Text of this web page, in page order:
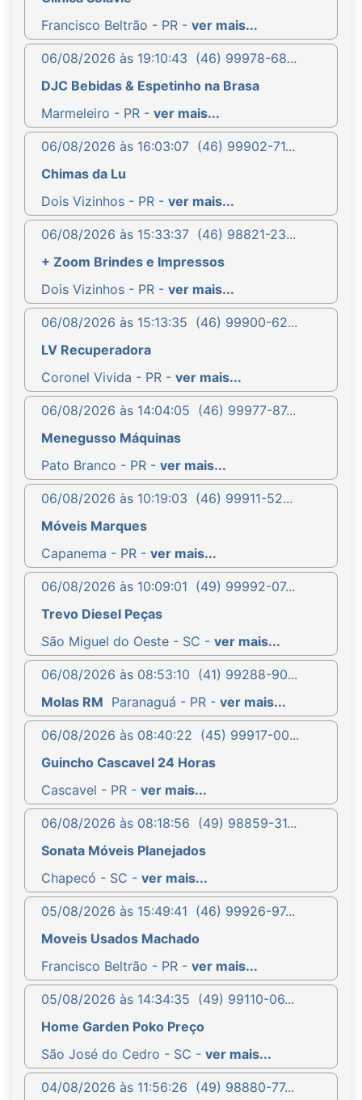
Francisco Beltrão - PR - ver mais...
06/08/2026 às 19:10:43 (46) 99978-68...
DJC Bebidas & Espetinho na Brasa
Marmeleiro - PR - ver mais...
06/08/2026 às 16:03:07 (46) 99902-71...
Chimas da Lu
Dois Vizinhos - PR - ver mais...
06/08/2026 às 15:33:37 (46) 98821-23...
+ Zoom Brindes e Impressos
Dois Vizinhos - PR - ver mais...
06/08/2026 às 15:13:35 (46) 99900-62...
LV Recuperadora
Coronel Vivida - PR - ver mais...
06/08/2026 às 14:04:05 (46) 99977-87...
Menegusso Máquinas
Pato Branco - PR - ver mais...
06/08/2026 às 10:19:03 (46) 99911-52...
Móveis Marques
Capanema - PR - ver mais...
06/08/2026 às 10:09:01 (49) 99992-07...
Trevo Diesel Peças
São Miguel do Oeste - SC - ver mais...
06/08/2026 às 08:53:10 (41) 99288-90...
Molas RM Paranaguá - PR - ver mais...
06/08/2026 às 08:40:22 (45) 99917-00...
Guincho Cascavel 24 Horas
Cascavel - PR - ver mais...
06/08/2026 às 08:18:56 (49) 98859-31...
Sonata Móveis Planejados
Chapecó - SC - ver mais...
05/08/2026 às 15:49:41 (46) 99926-97...
Moveis Usados Machado
Francisco Beltrão - PR - ver mais...
05/08/2026 às 14:34:35 (49) 99110-06...
Home Garden Poko Preço
São José do Cedro - SC - ver mais...
04/08/2026 às 11:56:26 (49) 98880-77...